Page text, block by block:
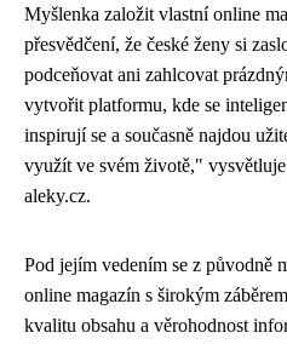
Myšlenka založit vlastní online
přesvědčení, že české ženy si
podceňovat ani zahlcovat
vytvořit platformu, kde se
inspirují se a současně najdou
využít ve svém životě,"
aleky.cz.
Pod jejím vedením se z původně
online magazín s širokým
kvalitu obsahu a věrohodnost